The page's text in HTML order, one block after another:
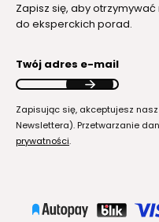
Zapisz się, aby
do eksperckich porad.
Twój adres e-mail
Zapisując się, akceptujesz nasz
Newslettera). Przetwarzanie
prywatności.